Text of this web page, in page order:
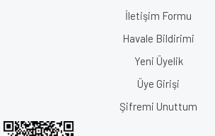
İletişim Formu
Havale Bildirimi
Yeni Üyelik
Üye Girişi
Şifremi Unuttum